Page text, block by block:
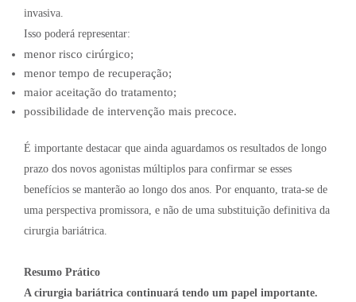
invasiva.
Isso poderá representar:
menor risco cirúrgico;
menor tempo de recuperação;
maior aceitação do tratamento;
possibilidade de intervenção mais precoce.
É importante destacar que ainda aguardamos os resultados de longo
prazo dos novos agonistas múltiplos para confirmar se esses
benefícios se manterão ao longo dos anos. Por enquanto, trata-se de
uma perspectiva promissora, e não de uma substituição definitiva da
cirurgia bariátrica.
Resumo Prático
A cirurgia bariátrica continuará tendo um papel importante.